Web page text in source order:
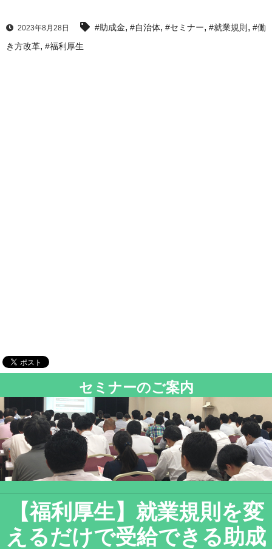
2023年8月28日 #助成金, #自治体, #セミナー, #就業規則 , #働
き方改革, #福利厚生
セミナーのご案内
【福利厚生】就業規則を変
えるだけで受給できる助成